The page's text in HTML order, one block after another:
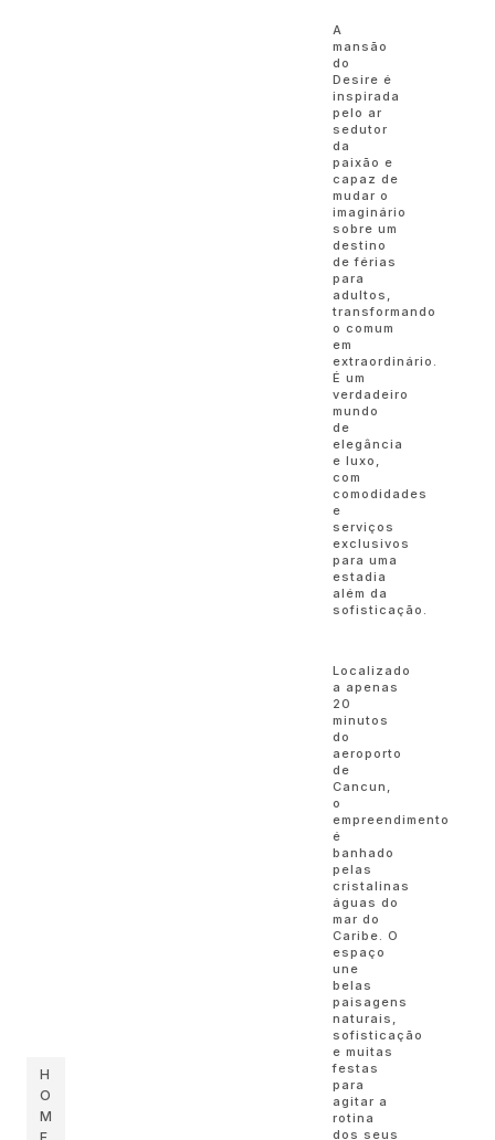
H
O
M
A
mansão
do
Desire é
inspirada
pelo ar
sedutor
da
paixão e
capaz de
mudar o
imaginário
sobre um
destino
de férias
para
adultos,
transformando
o comum
em
extraordinário.
É um
verdadeiro
mundo
de
elegância
e luxo,
com
comodidades
e
serviços
exclusivos
para uma
estadia
além da
sofisticação.
Localizado
a apenas
20
minutos
do
aeroporto
de
Cancun,
o
empreendimento
é
banhado
pelas
cristalinas
águas do
mar do
Caribe. O
espaço
une
belas
paisagens
naturais,
sofisticação
e muitas
festas
para
agitar a
rotina
dos seus